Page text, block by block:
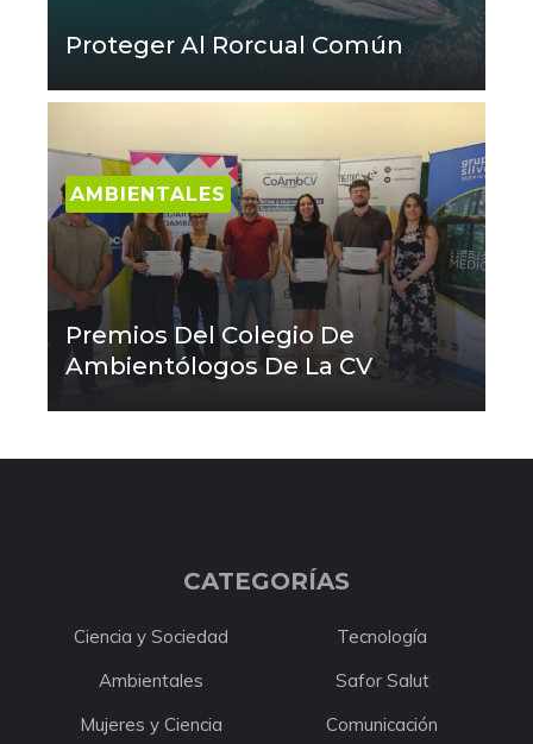
Proteger Al Rorcual Común
AMBIENTALES
Premios Del Colegio De
Ambientólogos De La CV
CATEGORÍAS
Ciencia y Sociedad
Tecnología
Ambientales
Safor Salut
Mujeres y Ciencia
Comunicación